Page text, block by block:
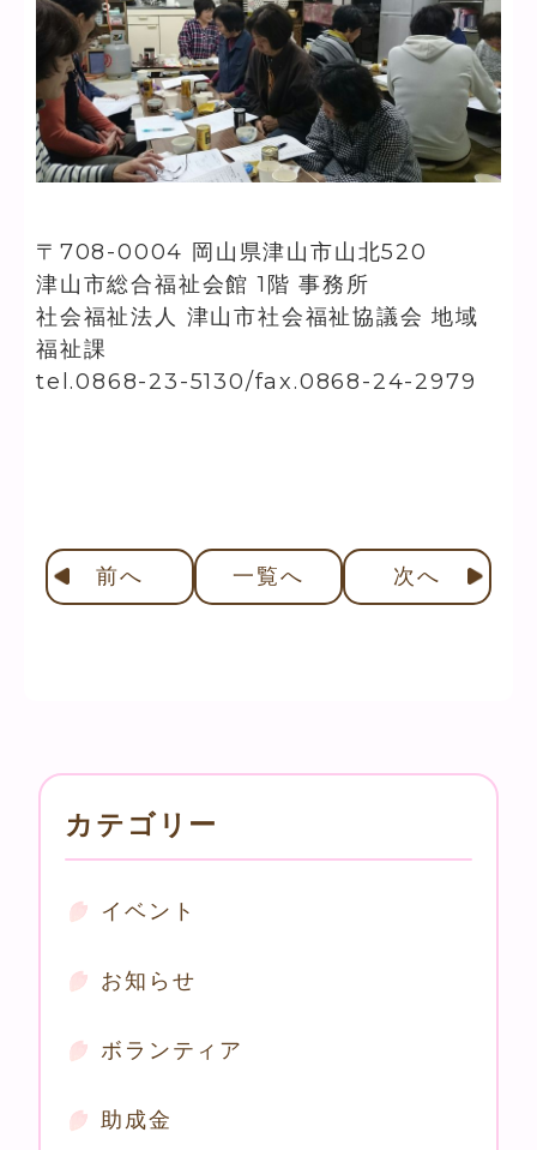
〒708-0004 岡山県津山市山北520
津山市総合福祉会館 1階 事務所
社会福祉法人 津山市社会福祉協議会 地域
福祉課
tel.0868-23-5130/fax.0868-24-2979
前へ 一覧へ 次へ
カテゴリー
イベント
お知らせ
ボランティア
助成金